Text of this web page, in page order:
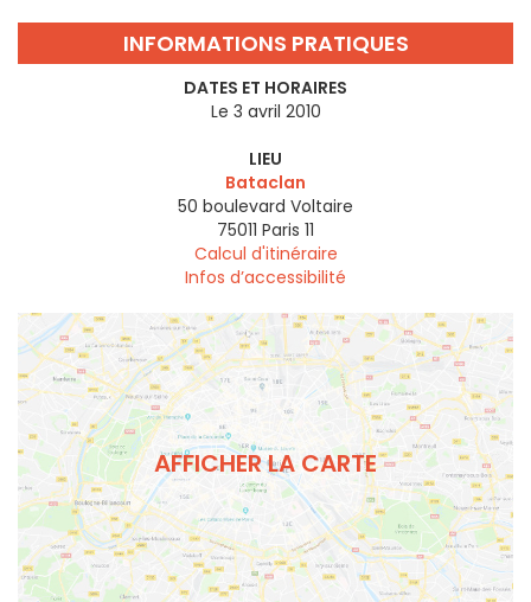
INFORMATIONS PRATIQUES
DATES ET HORAIRES
Le 3 avril 2010
LIEU
Bataclan
50 boulevard Voltaire
75011 Paris 11
Calcul d'itinéraire
Infos d’accessibilité
AFFICHER LA CARTE